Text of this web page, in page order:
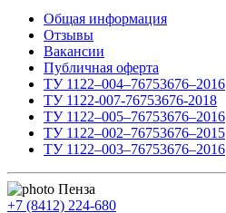
Общая информация
Отзывы
Вакансии
Публичная оферта
ТУ 1122–004–76753676–2016
ТУ 1122-007-76753676-2018
ТУ 1122–005–76753676–2016
ТУ 1122–002–76753676–2015
ТУ 1122–003–76753676–2016
Пенза
+7 (8412) 224-680